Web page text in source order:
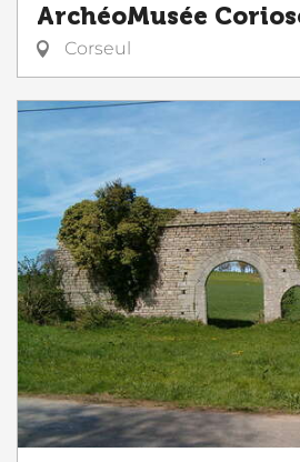
ArchéoMusée
Corseul